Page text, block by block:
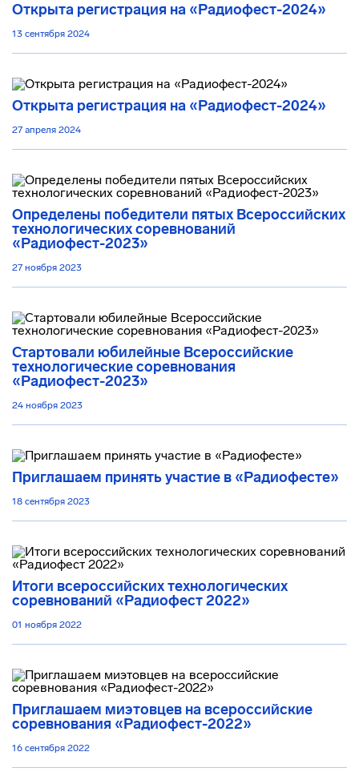
Открыта регистрация на «Радиофест-2024»
13 сентября 2024
Открыта регистрация на «Радиофест-2024»
27 апреля 2024
Определены победители пятых Всероссийских
технологических соревнований
«Радиофест-2023»
27 ноября 2023
Стартовали юбилейные Всероссийские
технологические соревнования
«Радиофест-2023»
24 ноября 2023
Приглашаем принять участие в «Радиофесте»
18 сентября 2023
Итоги всероссийских технологических
соревнований «Радиофест 2022»
01 ноября 2022
Приглашаем миэтовцев на всероссийские
соревнования «Радиофест-2022»
16 сентября 2022